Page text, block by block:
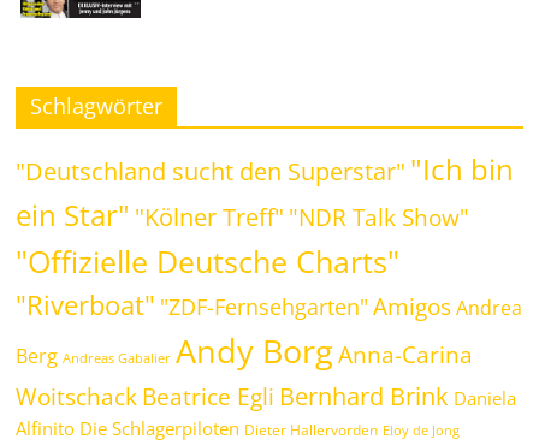
Schlagwörter
"Deutschland sucht den Superstar" "Ich bin
ein Star" "Kölner Treff" "NDR Talk Show"
"Offizielle Deutsche Charts"
"Riverboat" "ZDF-Fernsehgarten" Amigos Andrea
Berg Andreas Gabalier Andy Borg Anna-Carina
WoitschackBeatrice Egli Bernhard Brink Daniela
Alfinito Die Schlagerpiloten Dieter Hallervorden Eloy de Jong